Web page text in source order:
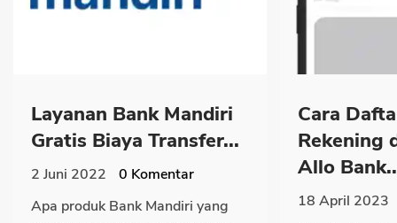
Layanan Bank Mandiri
Gratis Biaya Transfer...
2 Juni 2022 0 Komentar
Apa produk Bank Mandiri yang
Cara
Rekening
Allo
18 April 2023